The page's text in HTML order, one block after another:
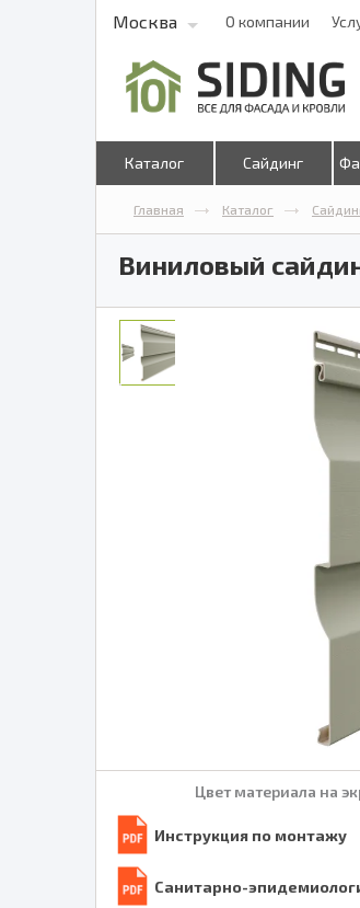
Москва О компании
Каталог Сайдинг
Главная Каталог
Виниловый
Цвет материала на
Инструкция по монтажу
Санитарно-